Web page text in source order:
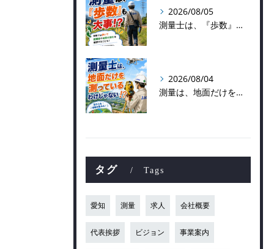
2026/08/05
測量士は、『歩数』も大事！？
2026/08/04
測量は、地面だけを測っているわけじゃない！？👷📡
タグ Tags
愛知 測量 求人 会社概要
代表挨拶 ビジョン 事業案内